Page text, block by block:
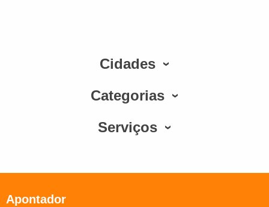
Cidades
Categorias
Serviços
Apontador